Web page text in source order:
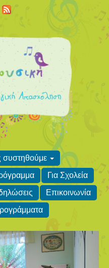
συστηθούμε
Για Σχολεία
Επικοινωνία